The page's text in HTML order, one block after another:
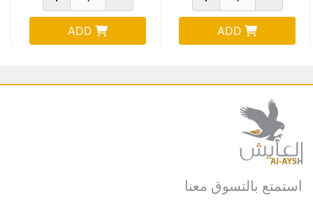
ADD
ADD
استمتع بالتسوق معنا